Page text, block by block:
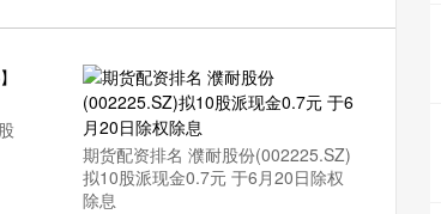
期货配资排名 濮耐股份(002225.SZ)
拟10股派现金0.7元 于6月20日除权
除息